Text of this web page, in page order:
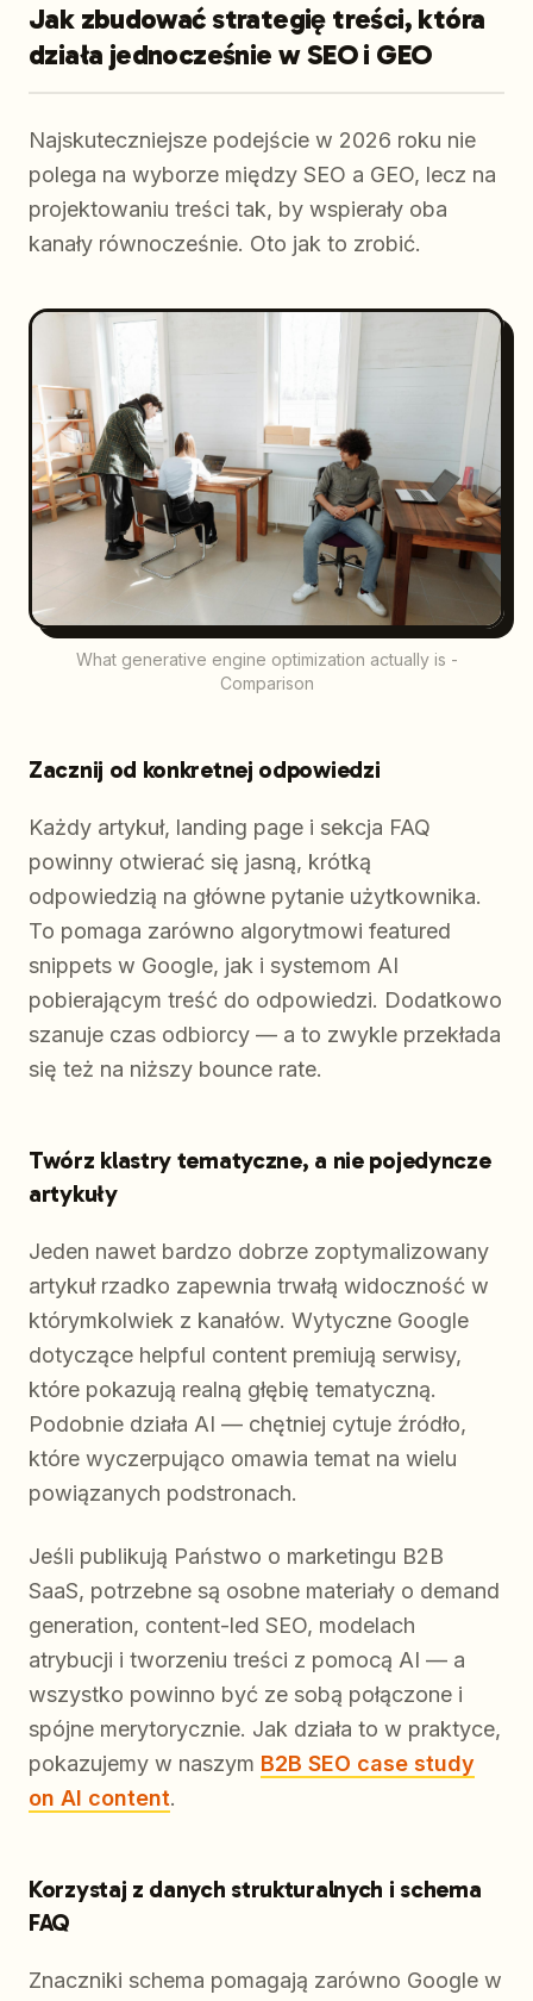
Jak zbudować strategię treści, która
działa jednocześnie w SEO i GEO
Najskuteczniejsze podejście w 2026 roku nie
polega na wyborze między SEO a GEO, lecz na
projektowaniu treści tak, by wspierały oba
kanały równocześnie. Oto jak to zrobić.
What generative engine optimization actually is -
Comparison
Zacznij od konkretnej odpowiedzi
Każdy artykuł, landing page i sekcja FAQ
powinny otwierać się jasną, krótką
odpowiedzią na główne pytanie użytkownika.
To pomaga zarówno algorytmowi featured
snippets w Google, jak i systemom AI
pobierającym treść do odpowiedzi. Dodatkowo
szanuje czas odbiorcy — a to zwykle przekłada
się też na niższy bounce rate.
Twórz klastry tematyczne, a nie pojedyncze
artykuły
Jeden nawet bardzo dobrze zoptymalizowany
artykuł rzadko zapewnia trwałą widoczność w
którymkolwiek z kanałów. Wytyczne Google
dotyczące helpful content premiują serwisy,
które pokazują realną głębię tematyczną.
Podobnie działa AI — chętniej cytuje źródło,
które wyczerpująco omawia temat na wielu
powiązanych podstronach.
Jeśli publikują Państwo o marketingu B2B
SaaS, potrzebne są osobne materiały o demand
generation, content-led SEO, modelach
atrybucji i tworzeniu treści z pomocą AI — a
wszystko powinno być ze sobą połączone i
spójne merytorycznie. Jak działa to w praktyce,
pokazujemy w naszym B2B SEO case study
on AI content.
Korzystaj z danych strukturalnych i schema
FAQ
Znaczniki schema pomagają zarówno Google w